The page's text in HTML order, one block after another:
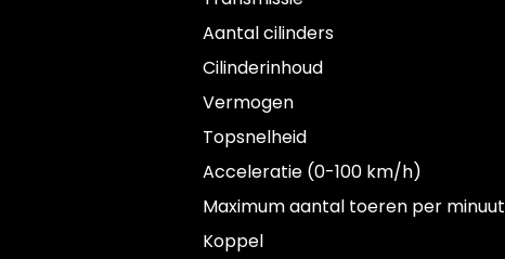
Aantal cilinders
Cilinderinhoud
Vermogen
Topsnelheid
Acceleratie (0-100 km/h)
Maximum aantal toeren per minuut
Koppel